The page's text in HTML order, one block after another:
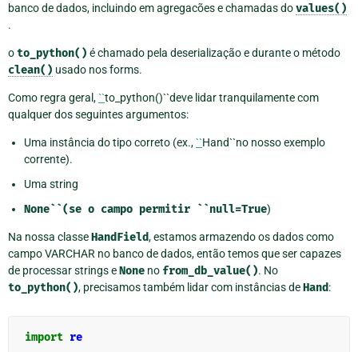
banco de dados, incluindo em agregacões e chamadas dovalues()
.
oto_python() é chamado pela deserialização e durante o método
clean() usado nos forms.
Como regra geral,``to_python()``deve lidar tranquilamente com
qualquer dos seguintes argumentos:
Uma instância do tipo correto (ex.,``Hand``no nosso exemplo
corrente).
Uma string
None``(se o campo permitir ``null=True)
Na nossa classeHandField, estamos armazendo os dados como
campo VARCHAR no banco de dados, então temos que ser capazes
de processar strings eNone no from_db_value(). No
to_python(), precisamos também lidar com instâncias deHand:
import re